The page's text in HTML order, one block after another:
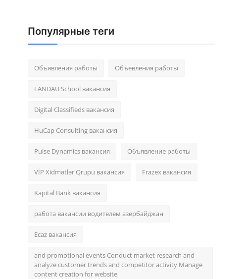
Популярные теги
Объявления работы Объевления работы
LANDAU School вакансия
Digital Classifieds вакансия
HuCap Consulting вакансия
Pulse Dynamics вакансия Объявление работы
VİP Xidmətlər Qrupu вакансия Frazex вакансия
Kapital Bank вакансия
работа вакансии водителем азербайджан
Ecaz вакансия
and promotional events Conduct market research and
analyze customer trends and competitor activity Manage
content creation for website